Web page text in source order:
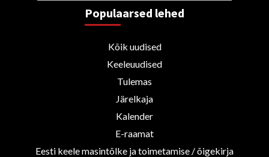
Populaarsed lehed
Kõik uudised
Keeleuudised
Tulemas
Järelkaja
Kalender
E-raamat
Eesti keele masintõlke ja toimetamise / õigekirja